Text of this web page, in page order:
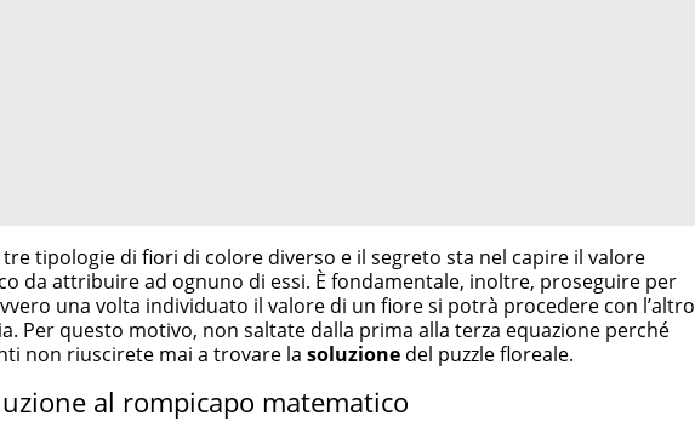
tre tipologie di fiori di colore diverso e il segreto sta nel capire il valore
da attribuire ad ognuno di essi. È fondamentale, inoltre, proseguire per
una volta individuato il valore di un fiore si potrà procedere con l’altro
Per questo motivo, non saltate dalla prima alla terza equazione perché
non riuscirete mai a trovare la soluzione del puzzle floreale.
al rompicapo matematico